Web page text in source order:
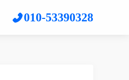
010-53390328